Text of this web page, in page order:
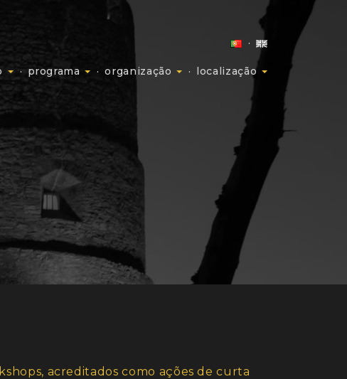
programa organização localização
acreditados como ações de curta